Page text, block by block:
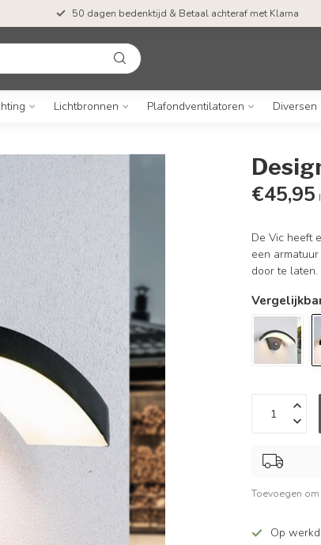
50 dagen bedenktijd & Betaal achteraf met Klarna
Lichtbronnen Plafondventilatoren Diversen
€45,95
De Vic heeft
een
door te laten.
Toevoegen
Op